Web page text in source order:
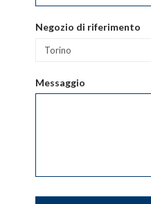
Negozio di riferimento
Messaggio
CAPTCHA